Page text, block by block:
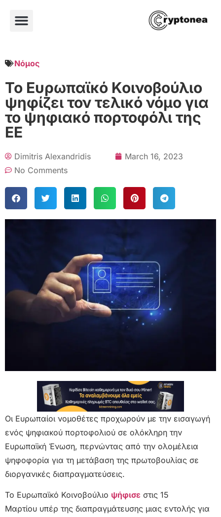
Νόμος
Το Ευρωπαϊκό Κοινοβούλιο
ψηφίζει τον τελικό νόμο για
το ψηφιακό πορτοφόλι της
ΕΕ
Dimitris Alexandridis
March 16, 2023
No Comments
Οι Ευρωπαίοι νομοθέτες προχωρούν με την εισαγωγή
ενός ψηφιακού πορτοφολιού σε ολόκληρη την
Ευρωπαϊκή Ένωση, περνώντας από την ολομέλεια
ψηφοφορία για τη μετάβαση της πρωτοβουλίας σε
διοργανικές διαπραγματεύσεις.
Το Ευρωπαϊκό Κοινοβούλιο ψήφισε στις 15
Μαρτίου υπέρ της διαπραγμάτευσης μιας εντολής για